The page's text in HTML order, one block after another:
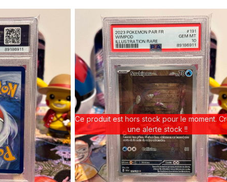
Ce produit est hors stock pour le moment.
une alerte stock !!